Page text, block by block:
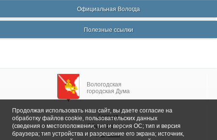
Официальная Вологда
Полезные ссылки
Вологодская
городская Дума
Главная
Общие сведения
Депутаты
Продолжая использовать наш сайт, вы даете согласие на
обработку файлов cookie, пользовательских данных
(сведения о местоположении; тип и версия ОС; тип и версия
браузера; тип устройства и разрешение его экрана; источник,